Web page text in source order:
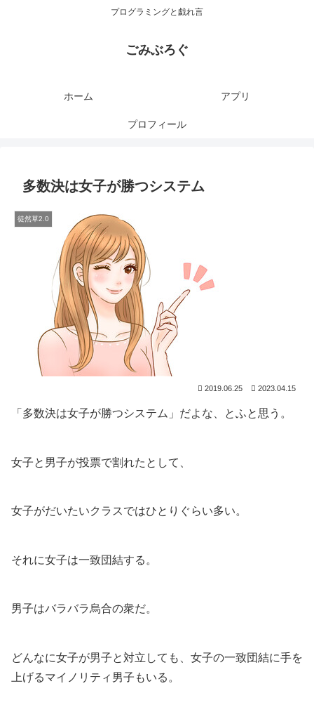
プログラミングと戯れ言
ごみぶろぐ
ホーム アプリ
プロフィール
多数決は女子が勝つシステム
徒然草2.0
2019.06.25 2023.04.15
「多数決は女子が勝つシステム」だよな、とふと思う。
女子と男子が投票で割れたとして、
女子がだいたいクラスではひとりぐらい多い。
それに女子は一致団結する。
男子はバラバラ烏合の衆だ。
どんなに女子が男子と対立しても、女子の一致団結に手を
上げるマイノリティ男子もいる。